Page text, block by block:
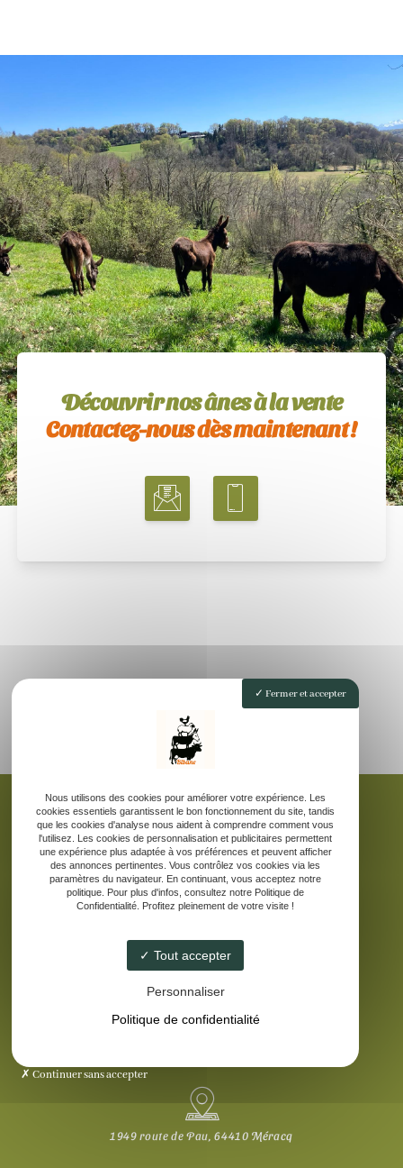
Découvrir nos ânes à la vente
Contactez-nous dès maintenant !
Accueil
La ferme pédagogique
Elevage d’âne des Pyrénées
Galerie
Contact
1949 route de Pau, 64410 Méracq
Fermer et accepter
Nous utilisons des cookies pour améliorer votre expérience. Les
cookies essentiels garantissent le bon fonctionnement du site, tandis
que les cookies d'analyse nous aident à comprendre comment vous
l'utilisez. Les cookies de personnalisation et publicitaires permettent
une expérience plus adaptée à vos préférences et peuvent afficher
des annonces pertinentes. Vous contrôlez vos cookies via les
paramètres du navigateur. En continuant, vous acceptez notre
politique. Pour plus d'infos, consultez notre Politique de
Confidentialité. Profitez pleinement de votre visite !
Tout accepter
Personnaliser
Politique de confidentialité
Continuer sans accepter